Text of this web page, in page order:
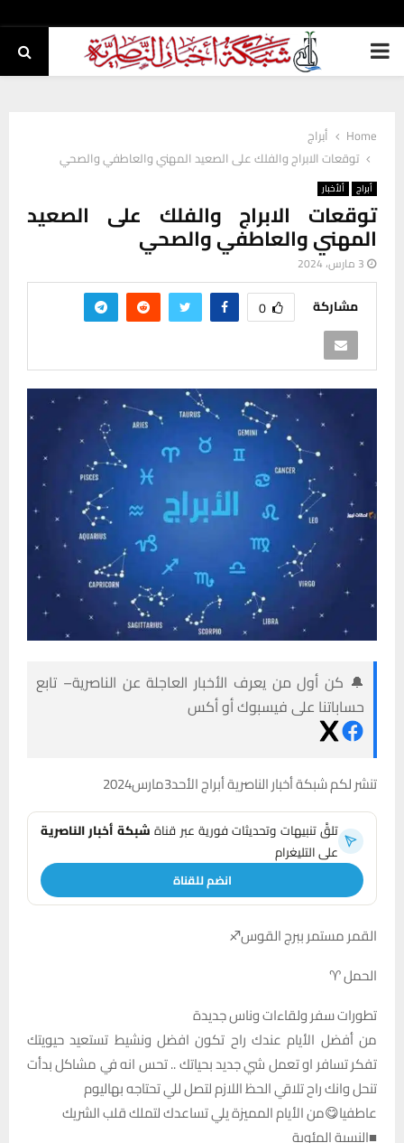
PRIMARY
Home
أبراج
توقعات الابراج والفلك على الصعيد المهني والعاطفي والصحي
أبراج ألأخبار
توقعات الابراج والفلك على الصعيد
المهني والعاطفي والصحي
3 مارس، 2024
مشاركة 0
🔔 كن أول من يعرف الأخبار العاجلة عن الناصرية– تابع
حساباتنا على فيسبوك أو أكس
تنشر لكم شبكة أخبار الناصرية أبراج الأحد3مارس2024
تلقَّ تنبيهات وتحديثات فورية عبر قناةشبكة أخبار الناصرية
على التليغرام
انضم للقناة
القمر مستمر ببرج القوس♐
الحمل ♈
تطورات سفر ولقاءات وناس جديدة
من أفضل الأيام عندك راح تكون افضل ونشيط تستعيد حيويتك
تفكر تسافر او تعمل شي جديد بحياتك .. تحس انه في مشاكل بدأت
تنحل وانك راح تلاقي الحظ اللازم لتصل للي تحتاجه بهاليوم
عاطفيا😋من الأيام المميزة يلي تساعدك لتملك قلب الشريك
■النسبة المئوية